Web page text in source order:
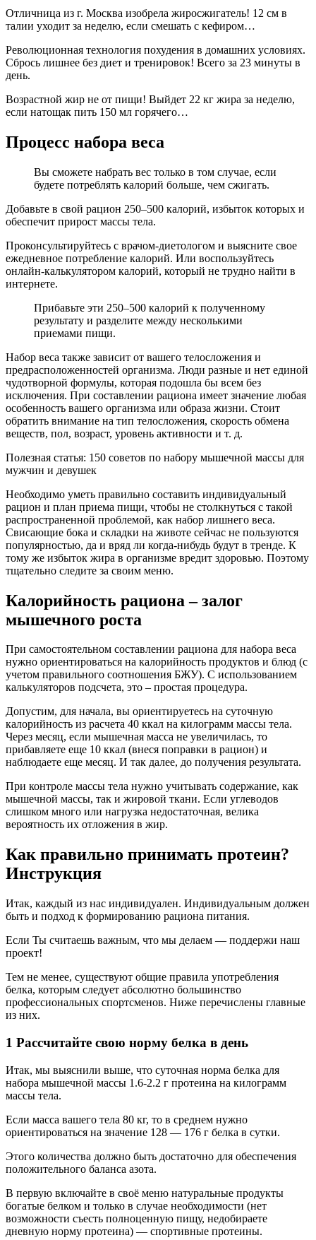
Отличница из г. Москва изобрела жиросжигатель! 12 см в
талии уходит за неделю, если смешать с кефиром…
Революционная технология похудения в домашних условиях.
Сбрось лишнее без диет и тренировок! Всего за 23 минуты в
день.
Возрастной жир не от пищи! Выйдет 22 кг жира за неделю,
если натощак пить 150 мл горячего…
Процесс набора веса
Вы сможете набрать вес только в том случае, если
будете потреблять калорий больше, чем сжигать.
Добавьте в свой рацион 250–500 калорий, избыток которых и
обеспечит прирост массы тела.
Проконсультируйтесь с врачом-диетологом и выясните свое
ежедневное потребление калорий. Или воспользуйтесь
онлайн-калькулятором калорий, который не трудно найти в
интернете.
Прибавьте эти 250–500 калорий к полученному
результату и разделите между несколькими
приемами пищи.
Набор веса также зависит от вашего телосложения и
предрасположенностей организма. Люди разные и нет единой
чудотворной формулы, которая подошла бы всем без
исключения. При составлении рациона имеет значение любая
особенность вашего организма или образа жизни. Стоит
обратить внимание на тип телосложения, скорость обмена
веществ, пол, возраст, уровень активности и т. д.
Полезная статья: 150 советов по набору мышечной массы для
мужчин и девушек
Необходимо уметь правильно составить индивидуальный
рацион и план приема пищи, чтобы не столкнуться с такой
распространенной проблемой, как набор лишнего веса.
Свисающие бока и складки на животе сейчас не пользуются
популярностью, да и вряд ли когда-нибудь будут в тренде. К
тому же избыток жира в организме вредит здоровью. Поэтому
тщательно следите за своим меню.
Калорийность рациона – залог
мышечного роста
При самостоятельном составлении рациона для набора веса
нужно ориентироваться на калорийность продуктов и блюд (с
учетом правильного соотношения БЖУ). С использованием
калькуляторов подсчета, это – простая процедура.
Допустим, для начала, вы ориентируетесь на суточную
калорийность из расчета 40 ккал на килограмм массы тела.
Через месяц, если мышечная масса не увеличилась, то
прибавляете еще 10 ккал (внеся поправки в рацион) и
наблюдаете еще месяц. И так далее, до получения результата.
При контроле массы тела нужно учитывать содержание, как
мышечной массы, так и жировой ткани. Если углеводов
слишком много или нагрузка недостаточная, велика
вероятность их отложения в жир.
Как правильно принимать протеин?
Инструкция
Итак, каждый из нас индивидуален. Индивидуальным должен
быть и подход к формированию рациона питания.
Если Ты считаешь важным, что мы делаем — поддержи наш
проект!
Тем не менее, существуют общие правила употребления
белка, которым следует абсолютно большинство
профессиональных спортсменов. Ниже перечислены главные
из них.
1 Рассчитайте свою норму белка в день
Итак, мы выяснили выше, что суточная норма белка для
набора мышечной массы 1.6-2.2 г протеина на килограмм
массы тела.
Если масса вашего тела 80 кг, то в среднем нужно
ориентироваться на значение 128 — 176 г белка в сутки.
Этого количества должно быть достаточно для обеспечения
положительного баланса азота.
В первую включайте в своё меню натуральные продукты
богатые белком и только в случае необходимости (нет
возможности съесть полноценную пищу, недобираете
дневную норму протеина) — спортивные протеины.